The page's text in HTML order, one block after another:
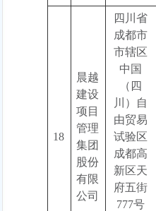
18
晨越
建设
项目
管理
集团
股份
有限
公司
四川省
成都市
市辖区
中国
（四
川）自
由贸易
试验区
成都高
新区天
府五街
777号